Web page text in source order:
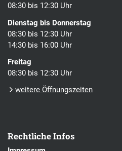
08:30 bis 12:30 Uhr
Dienstag bis Donnerstag
08:30 bis 12:30 Uhr
14:30 bis 16:00 Uhr
Freitag
08:30 bis 12:30 Uhr
weitere Öffnungszeiten
Rechtliche Infos